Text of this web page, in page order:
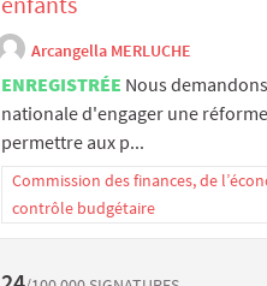
Arcangella MERLUCHE
ENREGISTRÉE Nous
nationale d'engager une
permettre aux p...
Commission des finances, de
contrôle budgétaire